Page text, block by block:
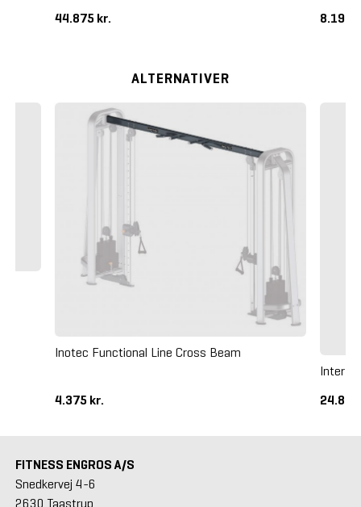
44.875 kr. 8.195
ALTERNATIVER
Inotec Functional Line Cross Beam
4.375 kr.
Inter
FITNESS ENGROS A/S
Snedkervej 4-6
2630 Taastrup